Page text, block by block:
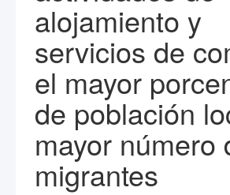
alojamiento y
servicios de
el mayor
de población
mayor número
migrantes